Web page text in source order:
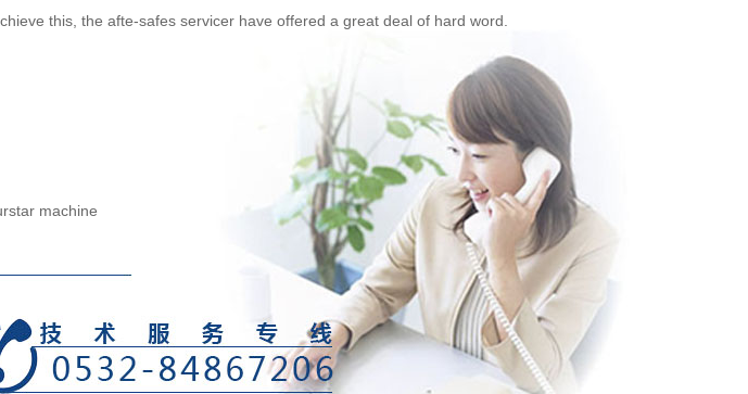
this, the afte-safes servicer have offered a great deal of hard word.
machine